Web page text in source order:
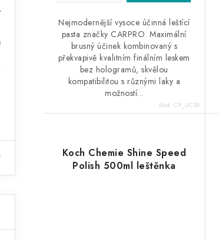
Nejmodernější vysoce účinná leštící
pasta značky CARPRO. Maximální
brusný účinek kombinovaný s
překvapivě kvalitním finálním leskem
bez hologramů, skvělou
kompatibilitou s různými laky a
možností...
Kód:CP_UC50
Koch Chemie Shine Speed
Polish 500ml leštěnka